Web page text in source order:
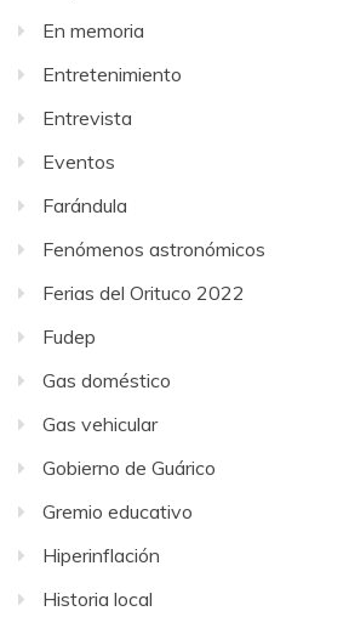
En memoria
Entretenimiento
Entrevista
Eventos
Farándula
Fenómenos astronómicos
Ferias del Orituco 2022
Fudep
Gas doméstico
Gas vehicular
Gobierno de Guárico
Gremio educativo
Hiperinflación
Historia local